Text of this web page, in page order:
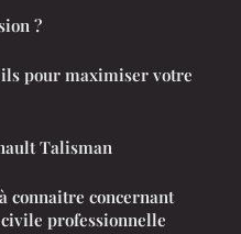
?
pour maximiser votre
Talisman
connaitre concernant
professionnelle